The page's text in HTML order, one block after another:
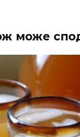
може